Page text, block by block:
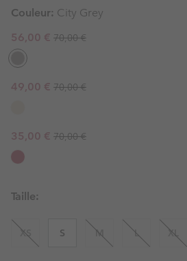
Couleur: City Grey
Sale price:
56,00 € Regular price:
70,00 €
Sale price:
49,00 € Regular price:
70,00 €
Sale price:
35,00 € Regular price:
70,00 €
Taille:
XS S M L XL